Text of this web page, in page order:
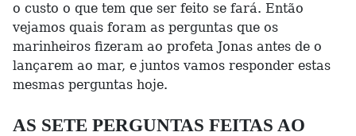
o custo o que tem que ser feito se fará. Então
vejamos quais foram as perguntas que os
marinheiros fizeram ao profeta Jonas antes de o
lançarem ao mar, e juntos vamos responder estas
mesmas perguntas hoje.
AS SETE PERGUNTAS FEITAS AO